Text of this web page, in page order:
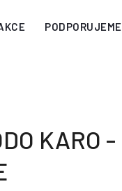
PODPORUJEME
KARO -